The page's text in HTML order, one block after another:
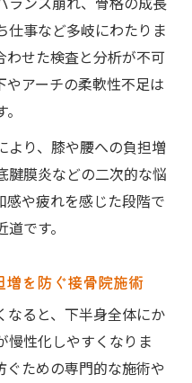
ランス崩れ、骨格の成長
仕事など多岐にわたりま
わせた検査と分析が不可
アーチの柔軟性不足は
より、膝や腰への負担増
腱膜炎などの二次的な悩
感や疲れを感じた段階で
です。
を防ぐ接骨院施術
なると、下半身全体にか
慢性化しやすくなりま
ための専門的な施術や